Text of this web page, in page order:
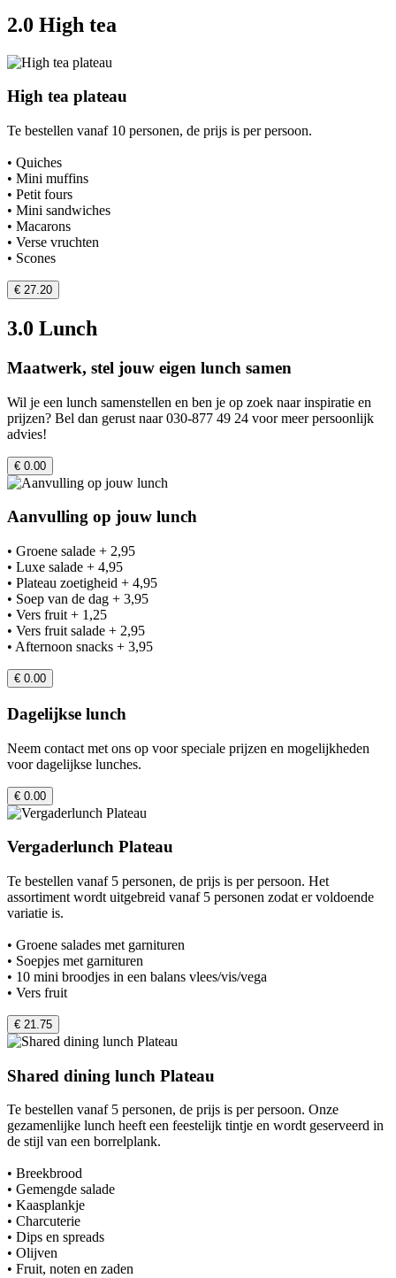
2.0 High tea
High tea plateau
Te bestellen vanaf 10 personen, de prijs is per persoon.
• Quiches
• Mini muffins
• Petit fours
• Mini sandwiches
• Macarons
• Verse vruchten
• Scones
€ 27.20
3.0 Lunch
Maatwerk, stel jouw eigen lunch samen
Wil je een lunch samenstellen en ben je op zoek naar inspiratie en
prijzen? Bel dan gerust naar 030-877 49 24 voor meer persoonlijk
advies!
€ 0.00
Aanvulling op jouw lunch
• Groene salade + 2,95
• Luxe salade + 4,95
• Plateau zoetigheid + 4,95
• Soep van de dag + 3,95
• Vers fruit + 1,25
• Vers fruit salade + 2,95
• Afternoon snacks + 3,95
€ 0.00
Dagelijkse lunch
Neem contact met ons op voor speciale prijzen en mogelijkheden
voor dagelijkse lunches.
€ 0.00
Vergaderlunch Plateau
Te bestellen vanaf 5 personen, de prijs is per persoon. Het
assortiment wordt uitgebreid vanaf 5 personen zodat er voldoende
variatie is.
• Groene salades met garnituren
• Soepjes met garnituren
• 10 mini broodjes in een balans vlees/vis/vega
• Vers fruit
€ 21.75
Shared dining lunch Plateau
Te bestellen vanaf 5 personen, de prijs is per persoon. Onze
gezamenlijke lunch heeft een feestelijk tintje en wordt geserveerd in
de stijl van een borrelplank.
• Breekbrood
• Gemengde salade
• Kaasplankje
• Charcuterie
• Dips en spreads
• Olijven
• Fruit, noten en zaden